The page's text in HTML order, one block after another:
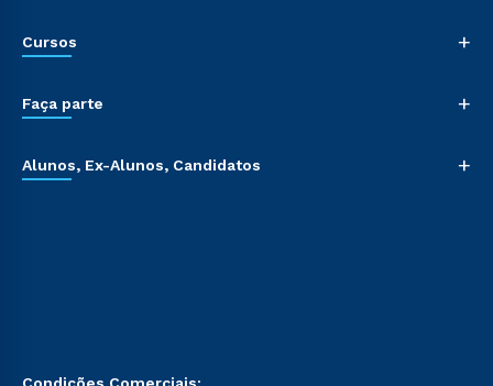
Cursos +
Faça parte +
Alunos, Ex-Alunos, Candidatos +